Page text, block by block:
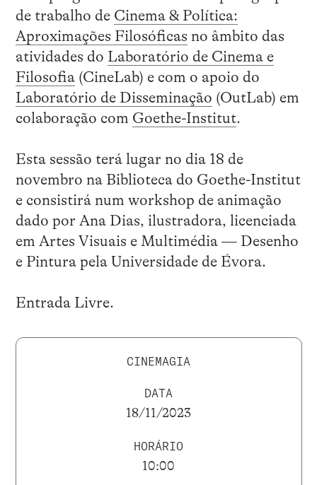
de trabalho de Cinema & Política:
Aproximações Filosóficas no âmbito das
atividades do Laboratório de Cinema e
Filosofia(CineLab) e com o apoio do
Laboratório de Disseminação (OutLab) em
colaboração com Goethe-Institut.
Esta sessão terá lugar no dia 18 de
novembro na Biblioteca do Goethe-Institut
e consistirá num workshop de animação
dado por Ana Dias, ilustradora, licenciada
em Artes Visuais e Multimédia — Desenho
e Pintura pela Universidade de Évora.
Entrada Livre.
CINEMAGIA
DATA
18/11/2023
HORÁRIO
10:00